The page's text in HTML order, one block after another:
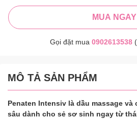
MUA NGAY
Gọi đặt mua 0902613538
MÔ TẢ SẢN PHẨM
Penaten Intensiv là dầu massage và
sâu dành cho sẻ sơ sinh ngay từ